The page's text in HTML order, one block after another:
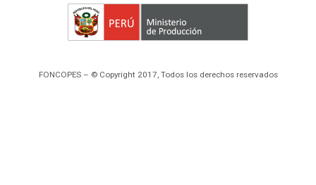
FONCOPES – © Copyright 2017, Todos los derechos reservados